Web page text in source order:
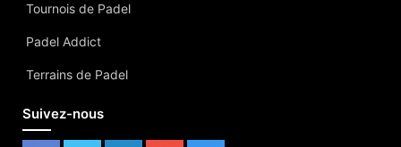
Tournois de Padel
Padel Addict
Terrains de Padel
Suivez-nous